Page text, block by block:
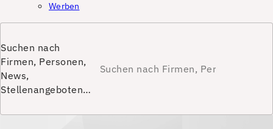
Werben
Suchen nach
Firmen, Personen,
News,
Stellenangeboten…